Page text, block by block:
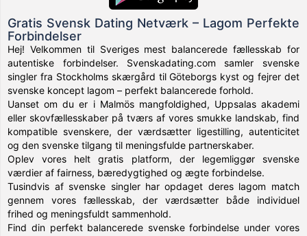
Gratis Svensk Dating Netværk – Lagom Perfekte
Forbindelser
Hej! Velkommen til Sveriges mest balancerede fællesskab for
autentiske forbindelser. Svenskadating.com samler svenske
singler fra Stockholms skærgård til Göteborgs kyst og fejrer det
svenske koncept lagom – perfekt balancerede forhold.
Uanset om du er i Malmös mangfoldighed, Uppsalas akademi
eller skovfællesskaber på tværs af vores smukke landskab, find
kompatible svenskere, der værdsætter ligestilling, autenticitet
og den svenske tilgang til meningsfulde partnerskaber.
Oplev vores helt gratis platform, der legemliggør svenske
værdier af fairness, bæredygtighed og ægte forbindelse.
Tusindvis af svenske singler har opdaget deres lagom match
gennem vores fællesskab, der værdsætter både individuel
frihed og meningsfuldt sammenhold.
Find din perfekt balancerede svenske forbindelse under vores